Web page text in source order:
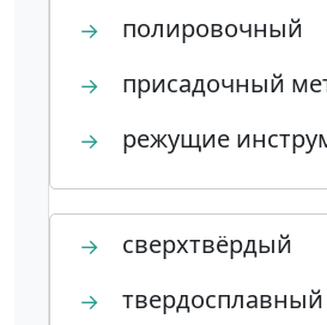
→ полировочный
→ присадочный
→ режущие
→ сверхтвёрдый
→ твердосплавный